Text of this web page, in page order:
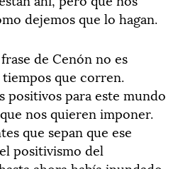
dejemos que lo hagan.
de Cenón no es
que corren.
positivos para este mundo
nos quieren imponer.
que sepan que ese
positivismo del